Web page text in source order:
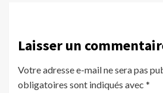
Laisser un
Votre adresse e-mail ne sera pas
obligatoires sont indiqués avec *